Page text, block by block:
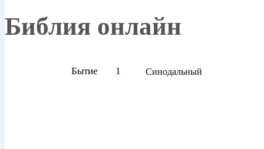
Библия онлайн